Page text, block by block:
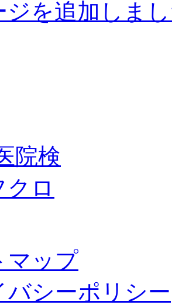
ジを追加しま
マップ
バシーポリシー